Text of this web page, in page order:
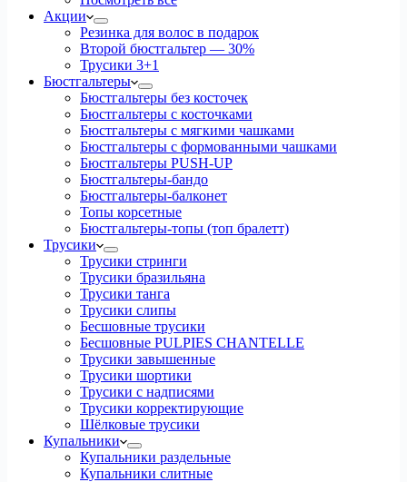
Акции
Резинка для волос в подарок
Второй бюстгальтер — 30%
Трусики 3+1
Бюстгальтеры
Бюстгальтеры без косточек
Бюстгальтеры с косточками
Бюстгальтеры с мягкими чашками
Бюстгальтеры с формованными чашками
Бюстгальтеры PUSH-UP
Бюстгальтеры-бандо
Бюстгальтеры-балконет
Топы корсетные
Бюстгальтеры-топы (топ бралетт)
Трусики
Трусики стринги
Трусики бразильяна
Трусики танга
Трусики слипы
Бесшовные трусики
Бесшовные PULPIES CHANTELLE
Трусики завышенные
Трусики шортики
Трусики с надписями
Трусики корректирующие
Шёлковые трусики
Купальники
Купальники раздельные
Купальники слитные